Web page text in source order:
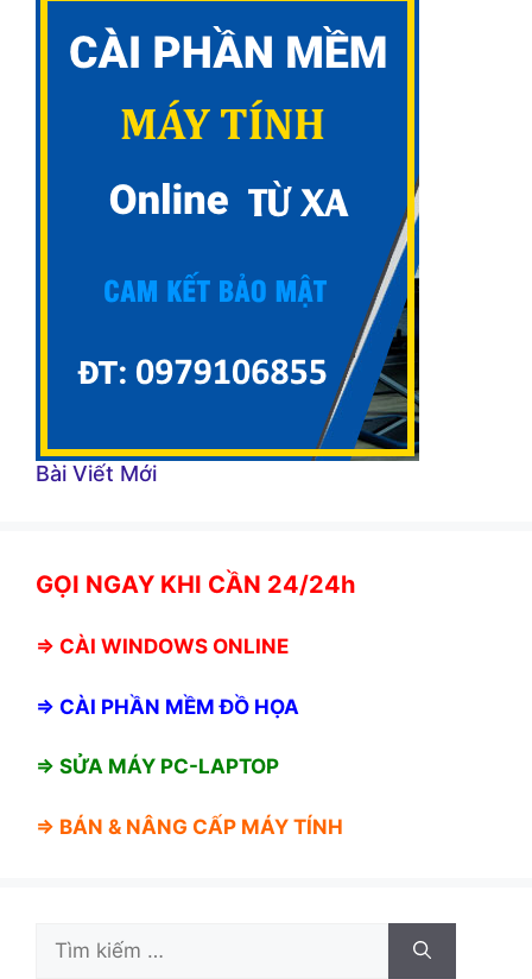
Bài Viết Mới
GỌI NGAY KHI CẦN 24/24h
⇒ CÀI WINDOWS ONLINE
⇒ CÀI PHẦN MỀM ĐỒ HỌA
⇒ SỬA MÁY PC-LAPTOP
⇒ BÁN & NÂNG CẤP MÁY TÍNH
Tìm
kiếm